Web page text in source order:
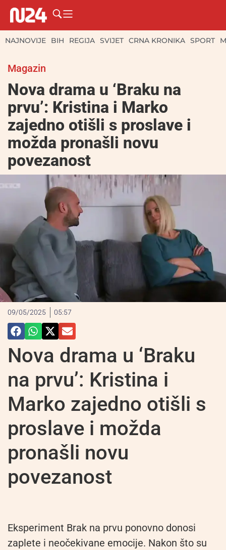
NAJNOVIJE BIH REGIJA SVIJET CRNA KRONIKA SPORT
Magazin
Nova drama u ‘Braku na
prvu’: Kristina i Marko
zajedno otišli s proslave i
možda pronašli novu
povezanost
09/05/2025 05:57
Nova drama u ‘Braku
na prvu’: Kristina i
Marko zajedno otišli s
proslave i možda
pronašli novu
povezanost
Eksperiment Brak na prvu ponovno donosi
zaplete i neočekivane emocije. Nakon što su